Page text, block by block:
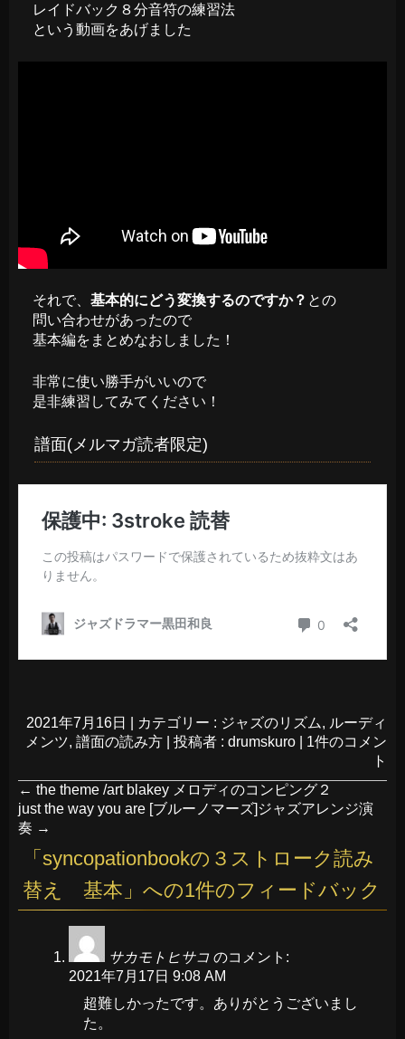
レイドバック８分音符の練習法
という動画をあげました
それで、 基本的にどう変換するのですか？ との
問い合わせがあったので
基本編をまとめなおしました！
非常に使い勝手がいいので
是非練習してみてください！
譜面(メルマガ読者限定)
2021年7月16日 カテゴリー : ジャズのリズム, ルーディ
メンツ, 譜面の読み方 投稿者 : drumskuro
1件のコメン
ト
← the theme /art blakey メロディのコンピング２
just the way you are [ブルーノマーズ]ジャズアレンジ演
奏 →
「 syncopationbookの３ストローク読み
替え 基本 」への1件のフィードバック
サカモトヒサコ のコメント:
2021年7月17日 9:08 AM
超難しかったです。ありがとうございまし
た。